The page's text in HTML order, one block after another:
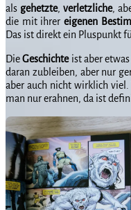
als gehetzte,verletzliche,
die mit ihrer eigenen
Das ist direkt ein Pluspunkt
DieGeschichteist aber etwas
daran zubleiben, aber nur
aber auch nicht wirklich
man nur erahnen, da ist